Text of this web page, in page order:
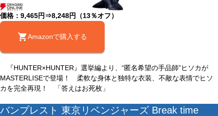
価格：9,465円⇒8,248円（13％オフ）
Amazonで購入する
『HUNTER×HUNTER』選挙編より、“匿名希望の手品師”ヒソカが
MASTERLISEで登場！ 柔軟な身体と独特な衣装、不敵な表情でヒソ
カを完全再現！ 「答えはお死枚」
バンプレスト 東京リベンジャーズ Break time